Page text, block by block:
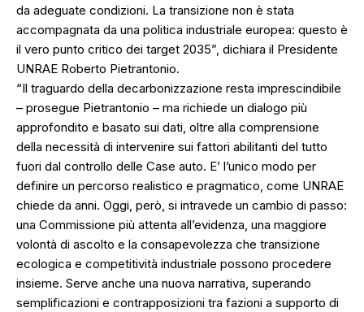
da adeguate condizioni. La transizione non è stata
accompagnata da una politica industriale europea: questo è
il vero punto critico dei target 2035”, dichiara il Presidente
UNRAE Roberto Pietrantonio.
“Il traguardo della decarbonizzazione resta imprescindibile
– prosegue Pietrantonio – ma richiede un dialogo più
approfondito e basato sui dati, oltre alla comprensione
della necessità di intervenire sui fattori abilitanti del tutto
fuori dal controllo delle Case auto. E’ l’unico modo per
definire un percorso realistico e pragmatico, come UNRAE
chiede da anni. Oggi, però, si intravede un cambio di passo:
una Commissione più attenta all’evidenza, una maggiore
volontà di ascolto e la consapevolezza che transizione
ecologica e competitività industriale possono procedere
insieme. Serve anche una nuova narrativa, superando
semplificazioni e contrapposizioni tra fazioni a supporto di